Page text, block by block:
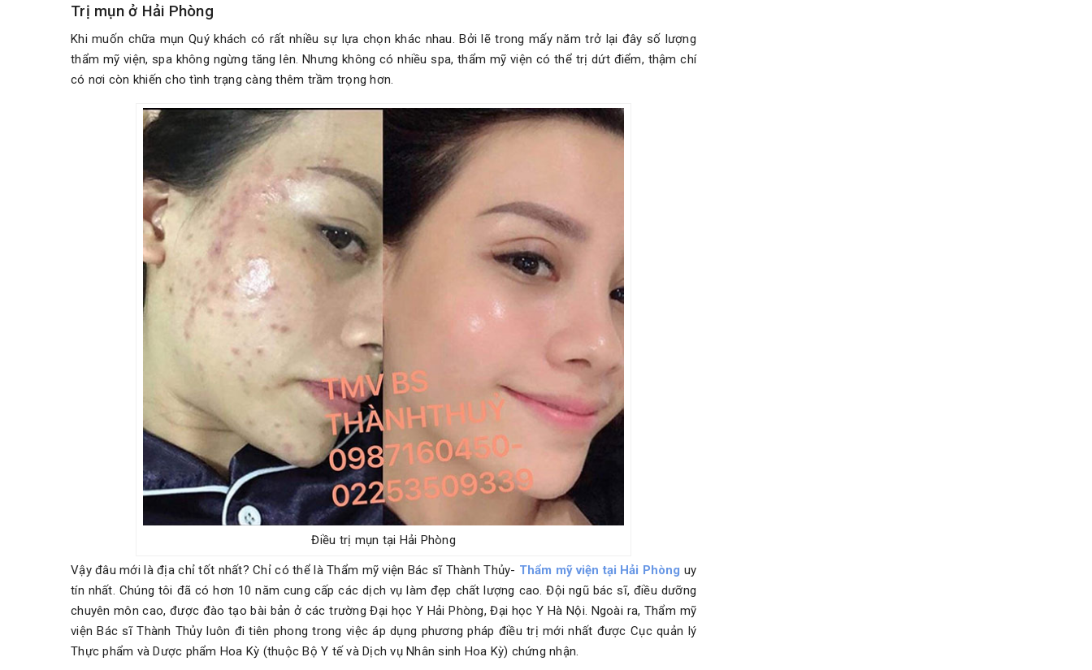
Trị mụn ở Hải Phòng
Khi muốn chữa mụn Quý khách có rất nhiều sự lựa chọn khác nhau. Bởi lẽ trong mấy năm trở lại đây số lượng
thẩm mỹ viện, spa không ngừng tăng lên. Nhưng không có nhiều spa, thẩm mỹ viện có thể trị dứt điểm, thậm chí
có nơi còn khiến cho tình trạng càng thêm trầm trọng hơn.
Điều trị mụn tại Hải Phòng
Vậy đâu mới là địa chỉ tốt nhất? Chỉ có thể là Thẩm mỹ viện Bác sĩ Thành Thủy- Thẩm mỹ viện tại Hải Phòng uy
tín nhất. Chúng tôi đã có hơn 10 năm cung cấp các dịch vụ làm đẹp chất lượng cao. Đội ngũ bác sĩ, điều dưỡng
chuyên môn cao, được đào tạo bài bản ở các trường Đại học Y Hải Phòng, Đại học Y Hà Nội. Ngoài ra, Thẩm mỹ
viện Bác sĩ Thành Thủy luôn đi tiên phong trong việc áp dụng phương pháp điều trị mới nhất được Cục quản lý
Thực phẩm và Dược phẩm Hoa Kỳ (thuộc Bộ Y tế và Dịch vụ Nhân sinh Hoa Kỳ) chứng nhận.